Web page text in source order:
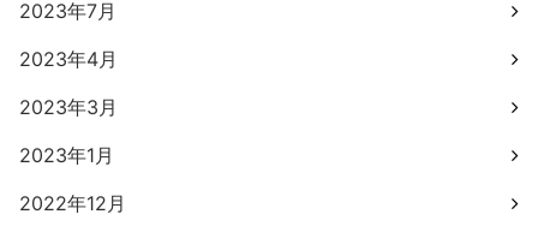
2023年7月
2023年4月
2023年3月
2023年1月
2022年12月